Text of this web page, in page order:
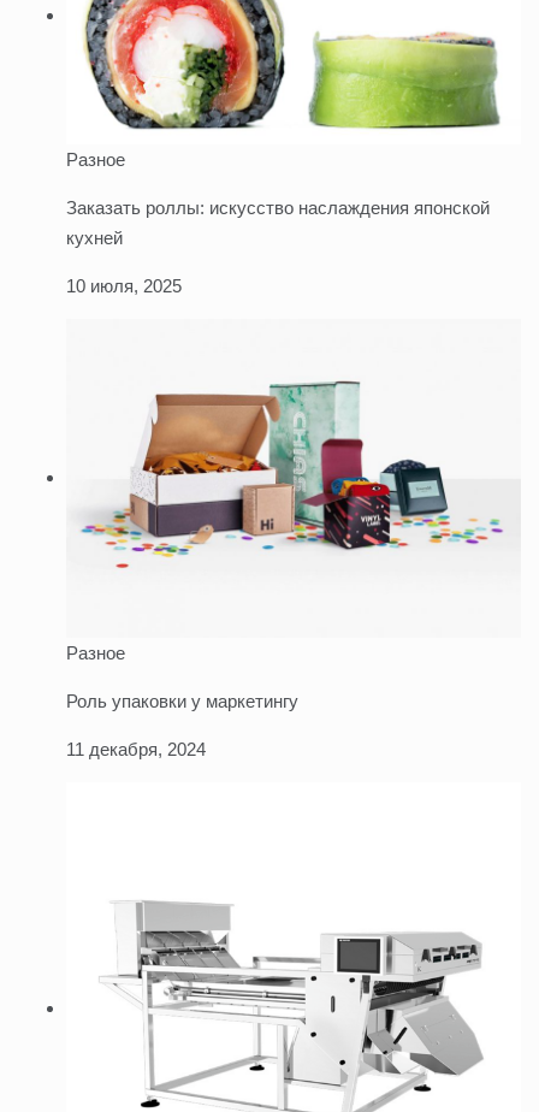
Разное
Заказать роллы: искусство наслаждения японской
кухней
10 июля, 2025
Разное
Роль упаковки у маркетингу
11 декабря, 2024